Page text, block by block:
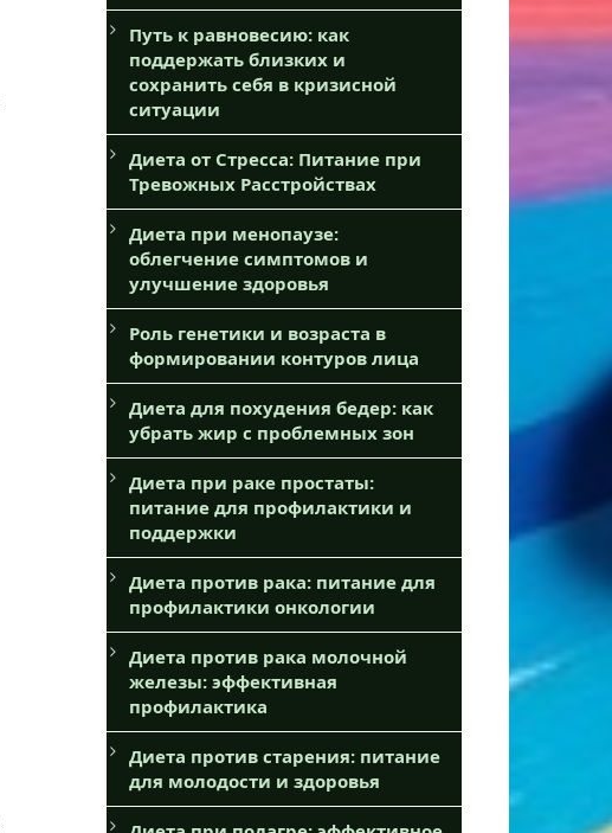
Путь к равновесию: как
поддержать близких и
сохранить себя в кризисной
ситуации
Диета от Стресса: Питание при
Тревожных Расстройствах
Диета при менопаузе:
облегчение симптомов и
улучшение здоровья
Роль генетики и возраста в
формировании контуров лица
Диета для похудения бедер: как
убрать жир с проблемных зон
Диета при раке простаты:
питание для профилактики и
поддержки
Диета против рака: питание для
профилактики онкологии
Диета против рака молочной
железы: эффективная
профилактика
Диета против старения: питание
для молодости и здоровья